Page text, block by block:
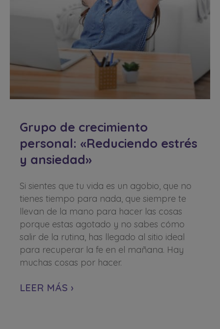
Grupo de crecimiento
personal: «Reduciendo estrés
y ansiedad»
Si sientes que tu vida es un agobio, que no
tienes tiempo para nada, que siempre te
llevan de la mano para hacer las cosas
porque estas agotado y no sabes cómo
salir de la rutina, has llegado al sitio ideal
para recuperar la fe en el mañana. Hay
muchas cosas por hacer.
LEER MÁS ›